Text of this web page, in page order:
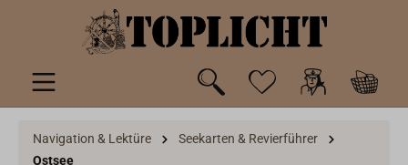
springen
Navigation & Lektüre
Seekarten & Revierführer
Ostsee